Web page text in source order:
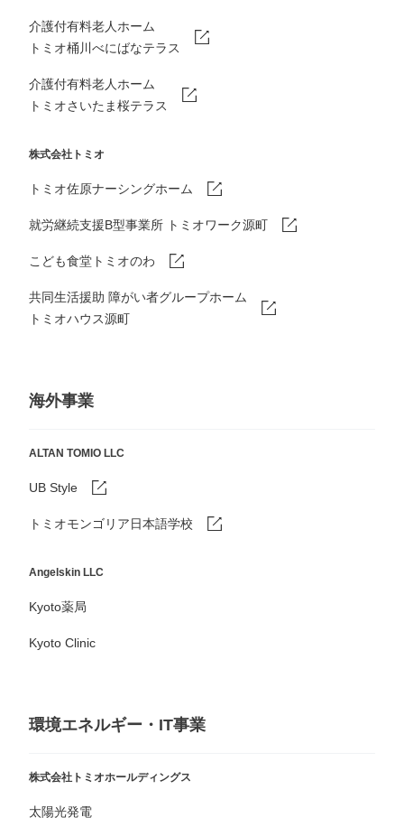
介護付有料老人ホーム
トミオ桶川べにばなテラス
介護付有料老人ホーム
トミオさいたま桜テラス
株式会社トミオ
トミオ佐原ナーシングホーム
就労継続支援B型事業所 トミオワーク源町
こども食堂トミオのわ
共同生活援助 障がい者グループホーム
トミオハウス源町
海外事業
ALTAN TOMIO LLC
UB Style
トミオモンゴリア日本語学校
Angelskin LLC
Kyoto薬局
Kyoto Clinic
環境エネルギー・IT事業
株式会社トミオホールディングス
太陽光発電